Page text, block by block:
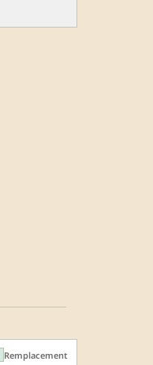
Remplacement